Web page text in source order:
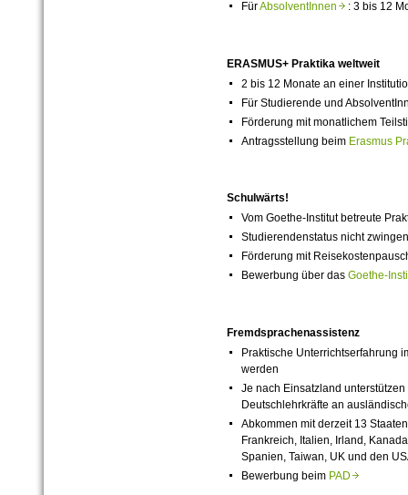
FürAbsolventInnen: 3 bis 12
ERASMUS+ Praktika weltweit
2 bis 12 Monate an einer
Für Studierende und
Förderung mit monatlichem
Antragsstellung beim Erasmus
Schulwärts!
Vom Goethe-Institut betreute
Studierendenstatus nicht
Förderung mit
Bewerbung über das Goethe-
Fremdsprachenassistenz
Praktische Unterrichtserfahrung
werden
Je nach Einsatzland
Deutschlehrkräfte an
Abkommen mit derzeit 13
Frankreich, Italien, Irland,
Spanien, Taiwan, UK und den
Bewerbung beim PAD